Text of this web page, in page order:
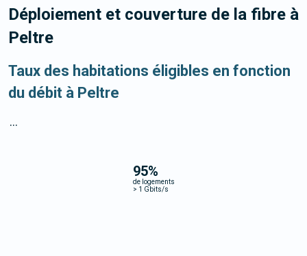
Déploiement et couverture de la fibre à
Peltre
Taux des habitations éligibles en fonction
du débit à Peltre
95%
de logements
> 1 Gbits/s
...